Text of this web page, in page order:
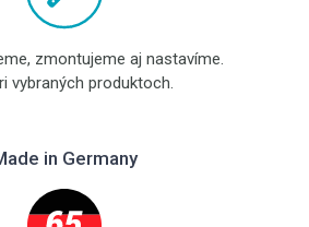
zmontujeme aj nastavíme.
vybraných produktoch.
in Germany